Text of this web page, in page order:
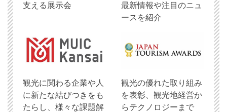
支える展示会
最新情報や注目のニュ
ースを紹介
観光に関わる企業や人
に新たな結びつきをも
たらし、様々な課題解
観光の優れた取り組み
を表彰、観光地経営か
らテクノロジーまで